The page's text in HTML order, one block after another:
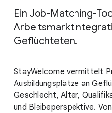
Ein Job-Matching-
Geflüchteten.
StayWelcome vermittelt
Ausbildungsplätze an
Geschlecht, Alter,
und Bleibeperspektive.